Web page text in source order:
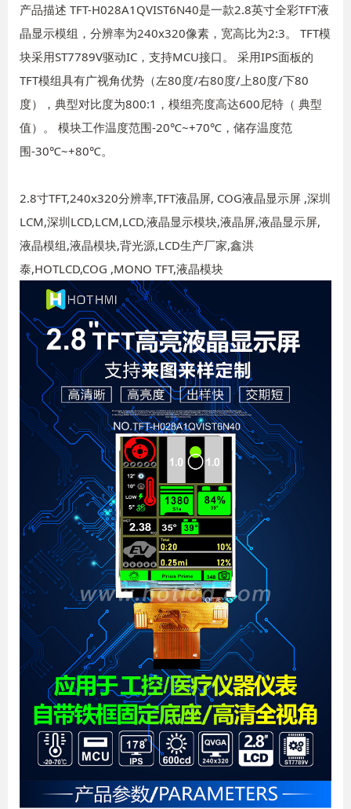
产品描述 TFT-H028A1QVIST6N40是一款2.8英寸全彩TFT液
晶显示模组，分辨率为240x320像素，宽高比为2:3。 TFT模
块采用ST7789V驱动IC，支持MCU接口。 采用IPS面板的
TFT模组具有广视角优势（左80度/右80度/上80度/下80
度），典型对比度为800:1，模组亮度高达600尼特（ 典型
值）。 模块工作温度范围-20℃~+70℃，储存温度范
围-30℃~+80℃。
2.8寸TFT,240x320分辨率,TFT液晶屏, COG液晶显示屏 ,深圳
LCM,深圳LCD,LCM,LCD,液晶显示模块,液晶屏,液晶显示屏,
液晶模组,液晶模块,背光源,LCD生产厂家,鑫洪
泰,HOTLCD,COG ,MONO TFT,液晶模块